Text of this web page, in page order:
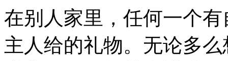
在别人家里，任何一个
主人给的礼物。无论多